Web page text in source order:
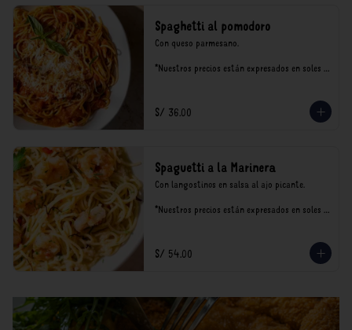
Spaghetti al pomodoro
Con queso parmesano.
*Nuestros precios están expresados en soles e
S/ 36.00
Spaguetti a la Marinera
Con langostinos en salsa al ajo picante.
*Nuestros precios están expresados en soles e
S/ 54.00